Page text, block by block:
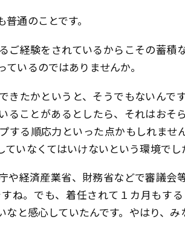
通のことです。
ご経験をされているからこその蓄積
いるのではありませんか。
きたかというと、そうでもないんで
ることがあるとしたら、それはお
する順応力といった点かもしれま
いなくてはいけないという環境でし
や経済産業省、財務省などで審議会
ね。でも、着任されて１カ月もす
なと感心していたんです。やはり、